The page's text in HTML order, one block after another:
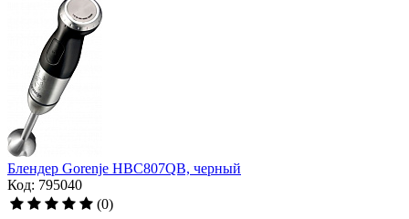
Блендер Gorenje HBC807QB, черный
Код: 795040
(0)